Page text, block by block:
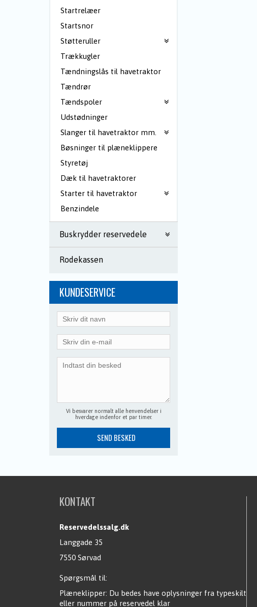
Startrelæer
Startsnor
Støtteruller
Trækkugler
Tændningslås til havetraktor
Tændrør
Tændspoler
Udstødninger
Slanger til havetraktor mm.
Bøsninger til plæneklippere
Styretøj
Dæk til havetraktorer
Starter til havetraktor
Benzindele
Buskrydder reservedele
Rodekassen
KUNDESERVICE
Vi besvarer normalt alle henvendelser i
hverdage indenfor et par timer.
KONTAKT
Reservedelssalg.dk
Langgade 35
7550 Sørvad
Spørgsmål til:
Plæneklipper: Du bedes have oplysninger fra typeskilt
eller nummer på reservedel klar